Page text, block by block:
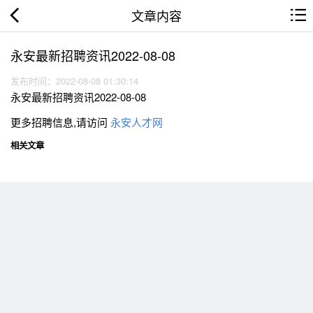
文章内容
永安最新招聘资讯2022-08-08
发布时间：2022-08-08 01:30:14
永安最新招聘资讯2022-08-08
更多招聘信息,请访问 永安人才网
相关文章